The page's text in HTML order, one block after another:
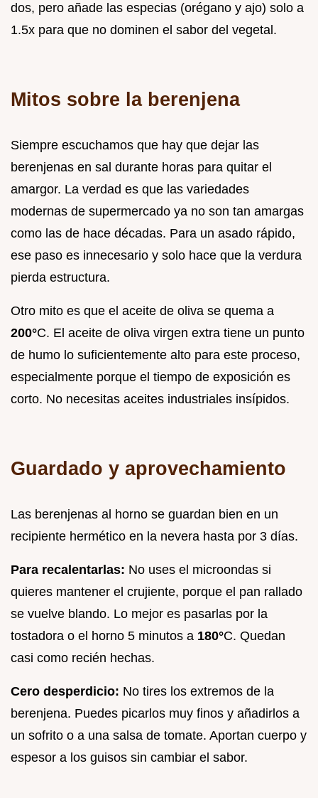
dos, pero añade las especias (orégano y ajo) solo a
1.5x para que no dominen el sabor del vegetal.
Mitos sobre la berenjena
Siempre escuchamos que hay que dejar las
berenjenas en sal durante horas para quitar el
amargor. La verdad es que las variedades
modernas de supermercado ya no son tan amargas
como las de hace décadas. Para un asado rápido,
ese paso es innecesario y solo hace que la verdura
pierda estructura.
Otro mito es que el aceite de oliva se quema a
200°C. El aceite de oliva virgen extra tiene un punto
de humo lo suficientemente alto para este proceso,
especialmente porque el tiempo de exposición es
corto. No necesitas aceites industriales insípidos.
Guardado y aprovechamiento
Las berenjenas al horno se guardan bien en un
recipiente hermético en la nevera hasta por 3 días.
Para recalentarlas: No uses el microondas si
quieres mantener el crujiente, porque el pan rallado
se vuelve blando. Lo mejor es pasarlas por la
tostadora o el horno 5 minutos a 180°C. Quedan
casi como recién hechas.
Cero desperdicio: No tires los extremos de la
berenjena. Puedes picarlos muy finos y añadirlos a
un sofrito o a una salsa de tomate. Aportan cuerpo y
espesor a los guisos sin cambiar el sabor.